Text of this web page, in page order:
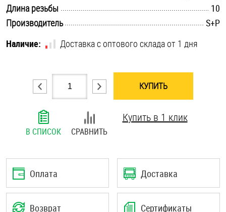
Штифты и пальцы
Длина резьбы
10
Производитель
S+P
Наличие:
Доставка с оптового склада от 1 дня
КУПИТЬ
В СПИСОК СРАВНИТЬ
Купить в 1 клик
Оплата Доставка
Возврат Сертификаты